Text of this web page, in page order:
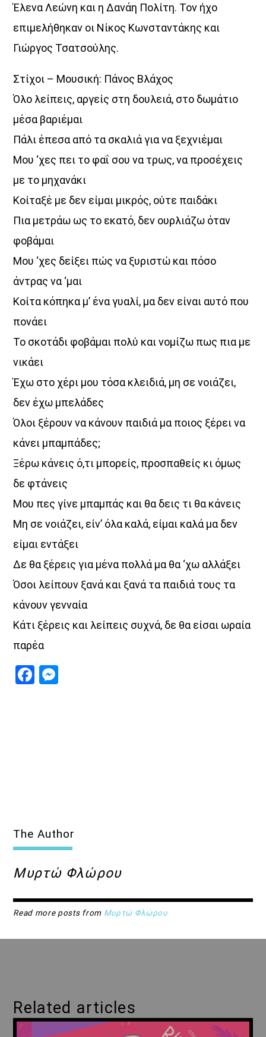
Αθήνα συναντά το Αιγαίο!
Κάθε απόγευμα, Δευτέρα έως Παρασκευή,
δύο δυνατές ραδιοφωνικές φωνές ενώνονται στον αέρα.
Ο Aegean Voice 107.5
συνδέεται ζωντανά με τον Voice 102.5,
φέρνοντας στο Αιγαίο τον παλμό της Αθήνας,
μέσα από μουσική, ενημέρωση, σύγχρονη αισθητική
και την ξεχωριστή ταυτότητα του Voice 102.5.
🎧 16:00 – 18:00
με τη Χαρά Αλεξανδροπούλου
🎧 18:00 – 20:00
με τον Δημήτρη Αθανασιάδη
Ένα μοναδικό «πάντρεμα»
της ενέργειας της πόλης με την αύρα του Αιγαίου.
θέματα από τον πολιτισμό και την κοινωνία,
εκπέμπει από την καρδιά της Αθήνας
και μετατρέπει τον παλμό της πόλης… σε φωνή.
Κάθε Δευτέρα έως Παρασκευή
16:00 – 20:00
στον Aegean Voice 107.5
Γιατί όταν η Αθήνα συναντά το Αιγαίο…
η μουσική αποκτά άλλη ένταση.
UPCOMING SHOWS
Έλενα Λεώνη και η Δανάη Πολίτη. Τον ήχο
επιμελήθηκαν οι Νίκος Κωνσταντάκης και
Γιώργος Τσατσούλης.
Στίχοι – Μουσική: Πάνος Βλάχος
Όλο λείπεις, αργείς στη δουλειά, στο δωμάτιο
μέσα βαριέμαι
Πάλι έπεσα από τα σκαλιά για να ξεχνιέμαι
Μου ‘χες πει το φαΐ σου να τρως, να προσέχεις
με το μηχανάκι
Κοίταξέ με δεν είμαι μικρός, ούτε παιδάκι
Πια μετράω ως το εκατό, δεν ουρλιάζω όταν
φοβάμαι
Μου ‘χες δείξει πώς να ξυριστώ και πόσο
άντρας να ‘μαι
Κοίτα κόπηκα μ’ ένα γυαλί, μα δεν είναι αυτό που
πονάει
Το σκοτάδι φοβάμαι πολύ και νομίζω πως πια με
νικάει
Έχω στο χέρι μου τόσα κλειδιά, μη σε νοιάζει,
δεν έχω μπελάδες
Όλοι ξέρουν να κάνουν παιδιά μα ποιος ξέρει να
κάνει μπαμπάδες;
Ξέρω κάνεις ό,τι μπορείς, προσπαθείς κι όμως
δε φτάνεις
Μου πες γίνε μπαμπάς και θα δεις τι θα κάνεις
Μη σε νοιάζει, είν’ όλα καλά, είμαι καλά μα δεν
είμαι εντάξει
Δε θα ξέρεις για μένα πολλά μα θα ‘χω αλλάξει
Όσοι λείπουν ξανά και ξανά τα παιδιά τους τα
κάνουν γενναία
Κάτι ξέρεις και λείπεις συχνά, δε θα είσαι ωραία
παρέα
Facebook
The Author
Μυρτώ Φλώρου
Read more posts from Μυρτώ Φλώρου
Related articles